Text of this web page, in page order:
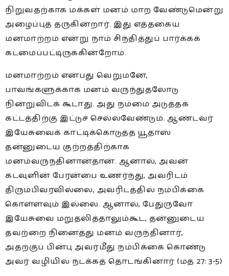
நிறுவதற்காக மக்கள் மனம் மாற வேண்டுமென்று
அழைப்புத் தருகின்றார். இது எத்தகைய
மனமாற்றம் என்று நாம் சிந்தித்துப் பார்க்கக்
கடமைப்பட்டிருக்கின்றோம்.
மனமாற்றம் என்பது வெறுமனே,
பாவங்களுக்காக மனம் வருந்துதலோடு
நின்றுவிடக் கூடாது. அது நம்மை அடுத்தக்
கட்டத்திற்கு இட்டுச் செல்லவேண்டும். ஆண்டவர்
இயேசுவைக் காட்டிக்கொடுத்த யூதாஸ்
தன்னுடைய குற்றத்திற்காக
மனம்வருந்தினான்தான். ஆனால், அவன்
கடவுளின் பேரன்பை உணர்ந்து, அவரிடம்
திரும்பிவரவில்லை, அவரிடத்தில் நம்பிக்கை
கொள்ளவும் இல்லை. ஆனால், பேதுருவோ
இயேசுவை மறுதலித்தாலும்கூட, தன்னுடைய
தவற்றை நினைத்து மனம் வருந்தினார்,
அதற்குப் பின்பு அவர்மீது நம்பிக்கை கொண்டு
அவர் வழியில் நடக்கத் தொடங்கினார் (மத் 27: 3-5)